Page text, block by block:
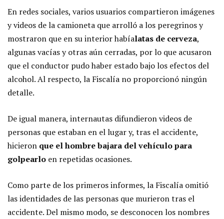
En redes sociales, varios usuarios compartieron imágenes
y videos de la camioneta que arrolló a los peregrinos y
mostraron que en su interior habíalatas de cerveza,
algunas vacías y otras aún cerradas, por lo que acusaron
que el conductor pudo haber estado bajo los efectos del
alcohol. Al respecto, la Fiscalía no proporcionó ningún
detalle.
De igual manera, internautas difundieron videos de
personas que estaban en el lugar y, tras el accidente,
hicieron que el hombre bajara del vehículo para
golpearlo en repetidas ocasiones.
Como parte de los primeros informes, la Fiscalía omitió
las identidades de las personas que murieron tras el
accidente. Del mismo modo, se desconocen los nombres